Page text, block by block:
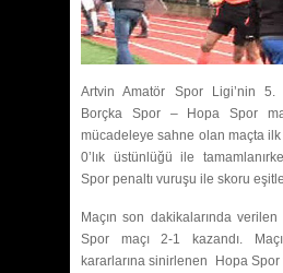
Artvin Amatör Spor Ligi’nin 5.
Borçka Spor – Hopa Spor
mücadeleye sahne olan maçta ilk
0’lık üstünlüğü ile
Spor penaltı vuruşu ile skoru
Maçın son dakikalarında
Spor maçı 2-1 kazandı.
kararlarına sinirlenen Hopa Spor